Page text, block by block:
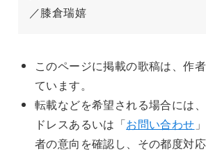
／膝倉瑞嬉
このページに掲載の歌稿は、作
ています。
転載などを希望される場合には
ドレスあるいは「お問い合わせ
者の意向を確認し、その都度対